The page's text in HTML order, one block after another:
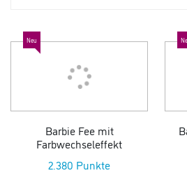
Neu
Barbie Fee mit
Farbwechseleffekt
2.380 Punkte